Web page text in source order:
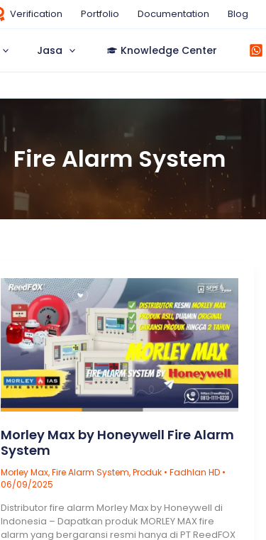
Verification Portfolio Documentation Blog
Jasa Knowledge Center
Fire Alarm System
Morley Max by Honeywell Fire Alarm
System
Morley Max,Fire Alarm System,Produk• Fadhlan HD •
06/09/2025
Distributor fire alarm Morley Max by Honeywell di
Indonesia – Dapatkan produk MORLEY MAX fire
alarm yang bergaransi resmi hanya di PT ReedFOX